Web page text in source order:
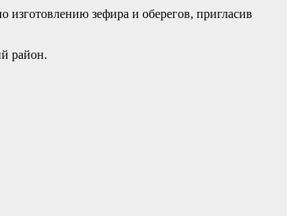
изготовлению зефира и оберегов, пригласив
район.